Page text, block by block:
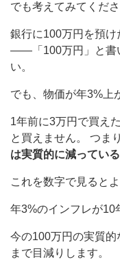
でも考えてみてくださ
銀行に100万円を預け
——「100万円」と書
い。
でも、物価が年3%
1年前に3万円で買え
と買えません。 つまり
は実質的に減っている
これを数字で見ると
年3%のインフレが
今の100万円の実質的
まで目減りします。